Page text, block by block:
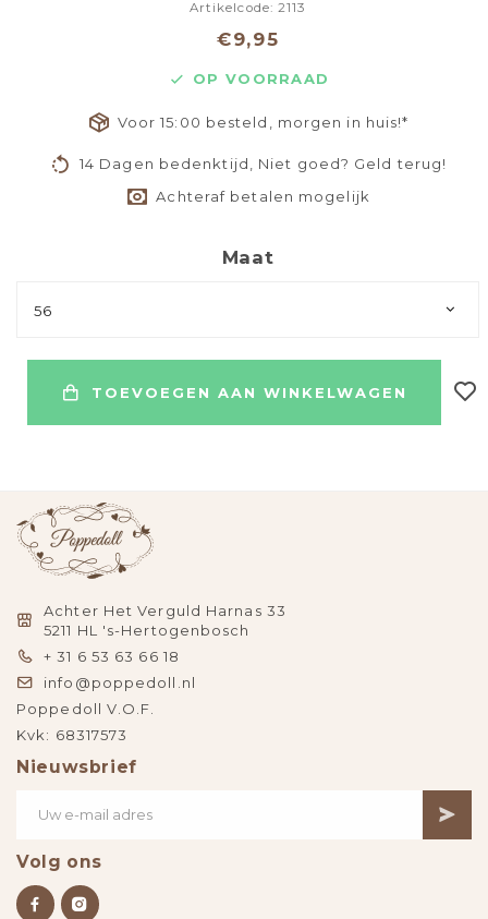
Artikelcode: 2113
€9,95
OP VOORRAAD
Voor 15:00 besteld, morgen in huis!*
14 Dagen bedenktijd, Niet goed? Geld terug!
Achteraf betalen mogelijk
Maat
56
TOEVOEGEN AAN WINKELWAGEN
Achter Het Verguld Harnas 33
5211 HL 's-Hertogenbosch
+ 31 6 53 63 66 18
info@poppedoll.nl
Poppedoll V.O.F.
Kvk: 68317573
Nieuwsbrief
Volg ons